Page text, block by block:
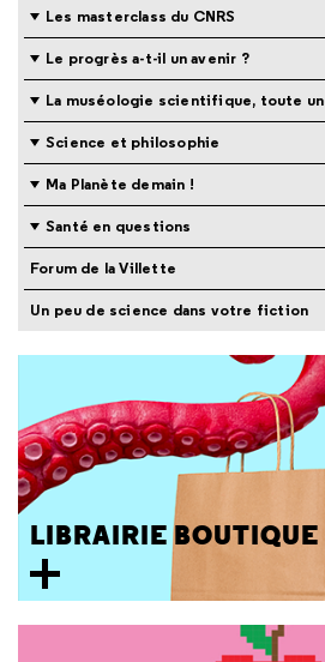
Les masterclass du CNRS
Le progrès a-t-il un avenir ?
La muséologie scientifique, toute
Science et philosophie
Ma Planète demain !
Santé en questions
Forum de la Villette
Un peu de science dans votre fiction
LIBRAIRIE BOUTIQUE